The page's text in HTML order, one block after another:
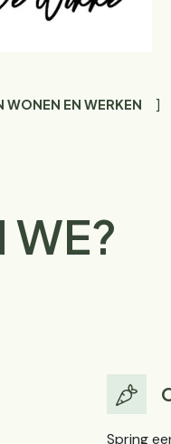
WONEN EN WERKEN
WE?
Spring